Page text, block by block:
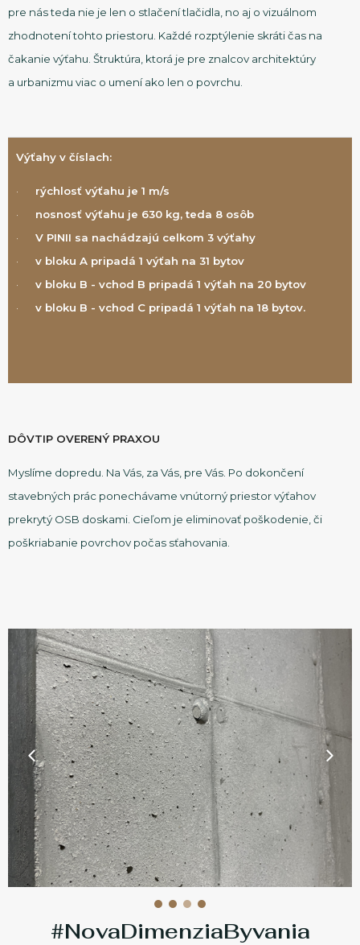
pre nás teda nie je len o stlačení tlačidla, no aj o vizuálnom
zhodnotení tohto priestoru. Každé rozptýlenie skráti čas na
čakanie výťahu. Štruktúra, ktorá je pre znalcov architektúry
a urbanizmu viac o umení ako len o povrchu.
Výťahy v číslach:
· rýchlosť výťahu je 1 m/s
· nosnosť výťahu je 630 kg, teda 8 osôb
· V PINII sa nachádzajú celkom 3 výťahy
· v bloku A pripadá 1 výťah na 31 bytov
· v bloku B - vchod B pripadá 1 výťah na 20 bytov
· v bloku B - vchod C pripadá 1 výťah na 18 bytov.
DÔVTIP OVERENÝ PRAXOU
Myslíme dopredu. Na Vás, za Vás, pre Vás. Po dokončení
stavebných prác ponechávame vnútorný priestor výťahov
prekrytý OSB doskami. Cieľom je eliminovať poškodenie, či
poškriabanie povrchov počas sťahovania.
#NovaDimenziaByvania